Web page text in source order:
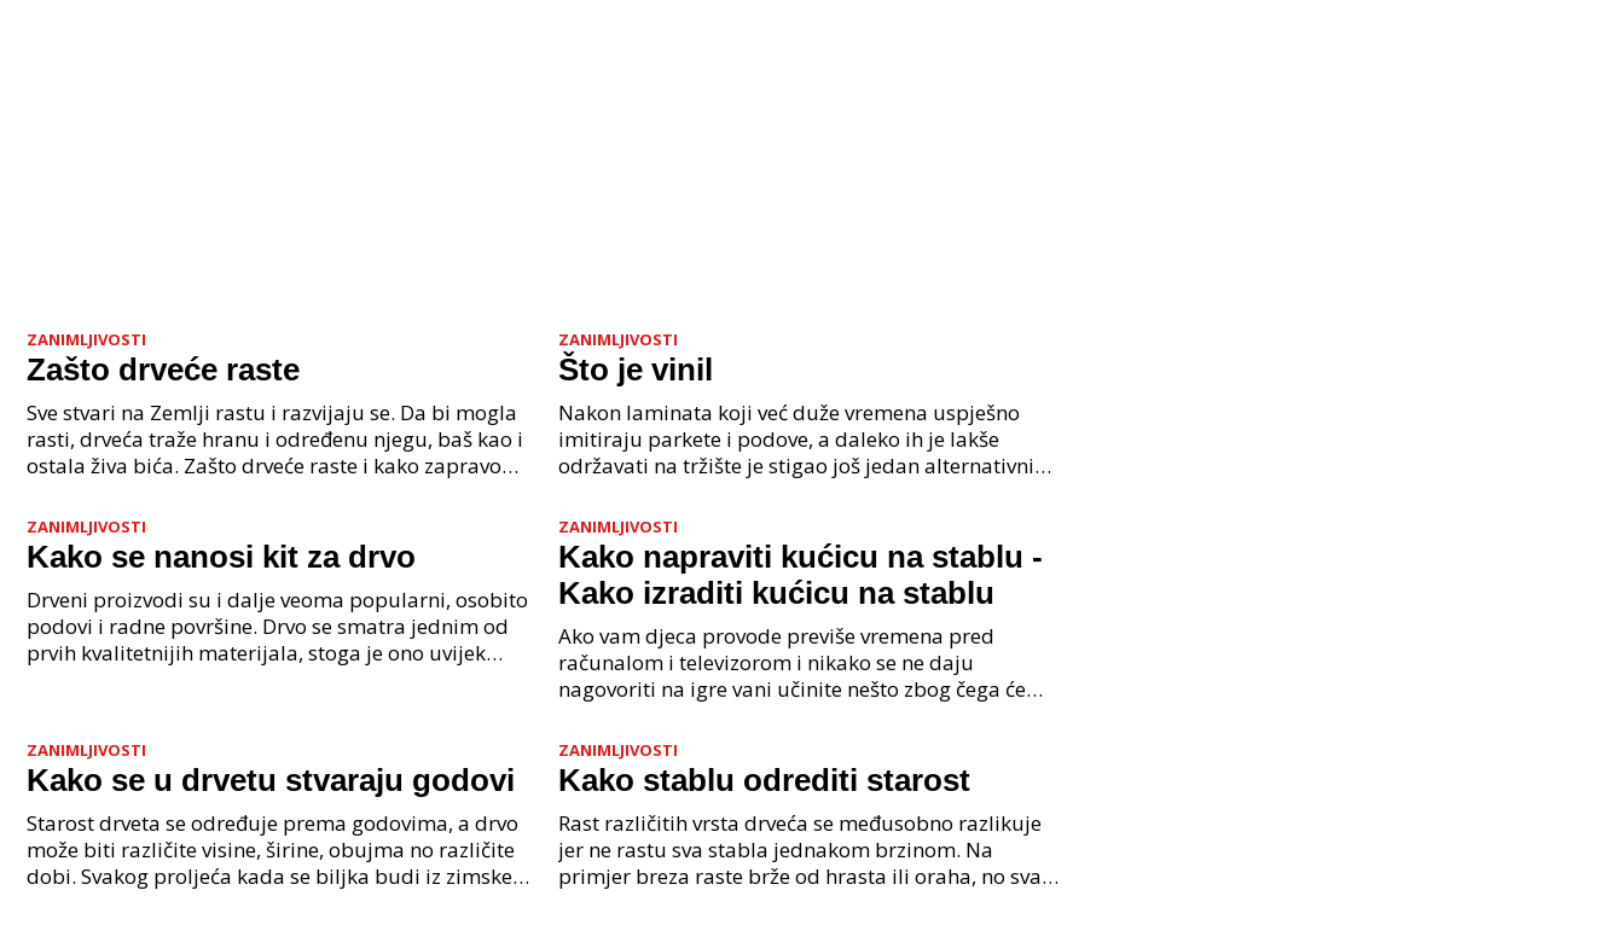
ZANIMLJIVOSTI
Zašto drveće raste
Sve stvari na Zemlji rastu i razvijaju se. Da bi mogla
rasti, drveća traže hranu i određenu njegu, baš kao i
ostala živa bića. Zašto drveće raste i kako zapravo
ZANIMLJIVOSTI
Što je vinil
Nakon laminata koji već duže vremena uspješno
imitiraju parkete i podove, a daleko ih je lakše
održavati na tržište je stigao još jedan alternativni
ZANIMLJIVOSTI
Kako se nanosi kit za drvo
Drveni proizvodi su i dalje veoma popularni, osobito
podovi i radne površine. Drvo se smatra jednim od
prvih kvalitetnijih materijala, stoga je ono uvijek
ZANIMLJIVOSTI
Kako napraviti kućicu na stablu -
Kako izraditi kućicu na stablu
Ako vam djeca provode previše vremena pred
računalom i televizorom i nikako se ne daju
nagovoriti na igre vani učinite nešto zbog čega će
na drvetu,
ZANIMLJIVOSTI
Kako se u drvetu stvaraju godovi
Starost drveta se određuje prema godovima, a drvo
može biti različite visine, širine, obujma no različite
dobi. Svakog proljeća kada se biljka budi iz zimske
ZANIMLJIVOSTI
Kako stablu odrediti starost
Rast različitih vrsta drveća se međusobno razlikuje
jer ne rastu sva stabla jednakom brzinom. Na
primjer breza raste brže od hrasta ili oraha, no sva